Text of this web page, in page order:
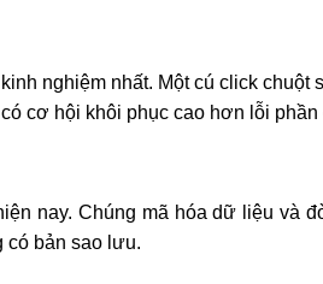
nghiệm nhất. Một cú click chuột
cơ hội khôi phục cao hơn lỗi phần
nay. Chúng mã hóa dữ liệu và
có bản sao lưu.